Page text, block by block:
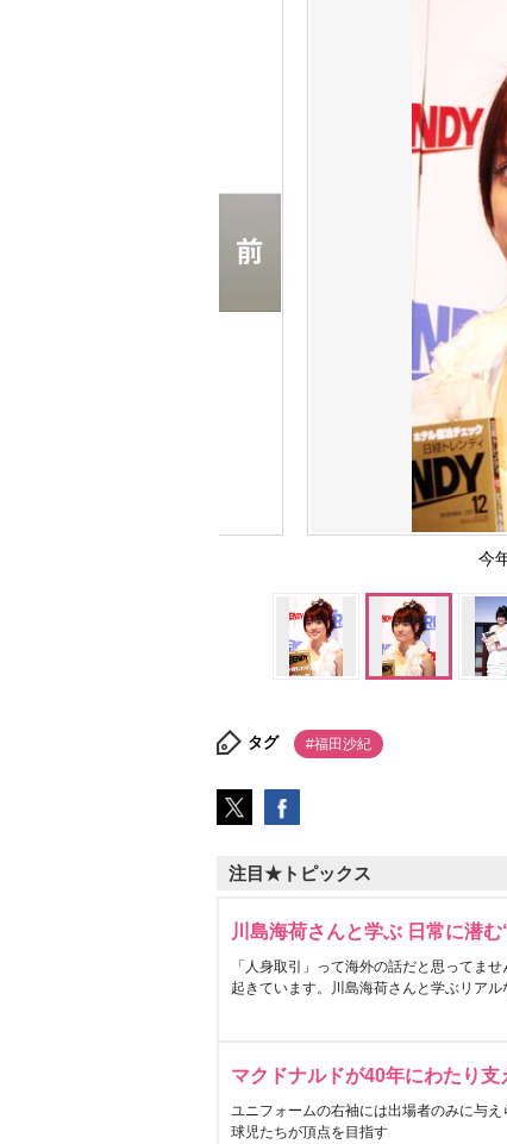
今
タグ #福田沙紀
注目★トピックス
川島海荷さんと学ぶ 日常に潜
「人身取引」って海外の話だと思ってま
起きています。川島海荷さんと学ぶリアル
マクドナルドが40年にわたり支
ユニフォームの右袖には出場者のみに与
球児たちが頂点を目指す